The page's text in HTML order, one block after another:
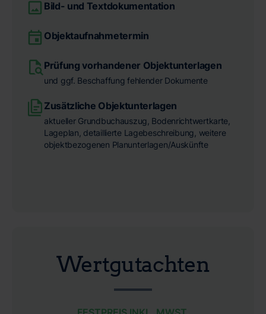
Wertgutachten
Bild- und Textdokumentation
Objektaufnahmetermin
Prüfung vorhandener Objektunterlagen
und ggf. Beschaffung fehlender Dokumente
Zusätzliche Objektunterlagen
aktueller Grundbuchauszug, Bodenrichtwertkarte,
Lageplan, detaillierte Lagebeschreibung, weitere
objektbezogenen Planunterlagen/Auskünfte